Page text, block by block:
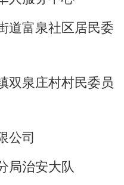
道富泉社区居民委
双泉庄村村民委员
公司
局治安大队